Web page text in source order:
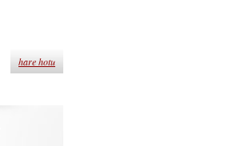
hare hotu